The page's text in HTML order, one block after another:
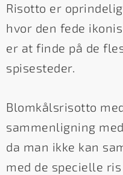
Risotto er
hvor den fede
er at finde på de
spisesteder.
Blomkålsrisotto
sammenligning
da man ikke kan
med de specielle